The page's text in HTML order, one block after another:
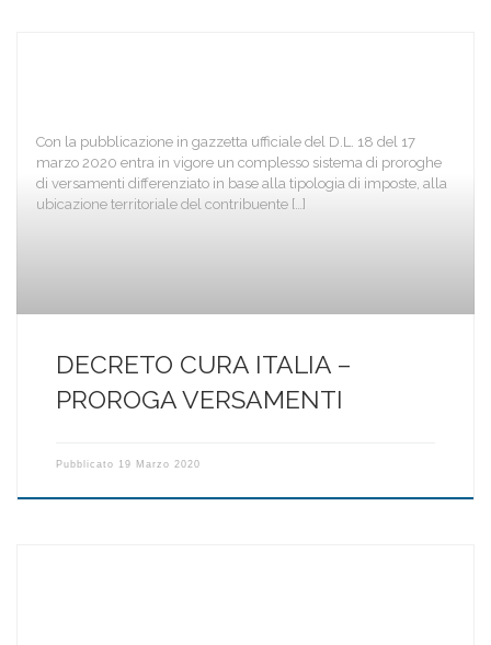
Con la pubblicazione in gazzetta ufficiale del D.L. 18 del 17
marzo 2020 entra in vigore un complesso sistema di proroghe
di versamenti differenziato in base alla tipologia di imposte, alla
ubicazione territoriale del contribuente […]
DECRETO CURA ITALIA –
PROROGA VERSAMENTI
Pubblicato 19 Marzo 2020